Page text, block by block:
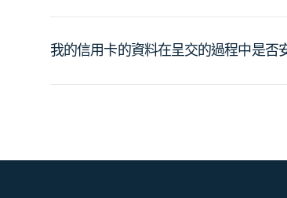
我的信用卡的資料在呈交的過程中是否